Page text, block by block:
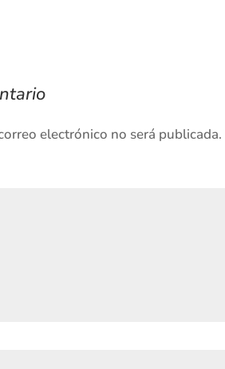
electrónico no será publicada.